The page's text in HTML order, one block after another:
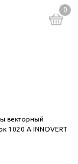
0
векторный
1020 А INNOVERT